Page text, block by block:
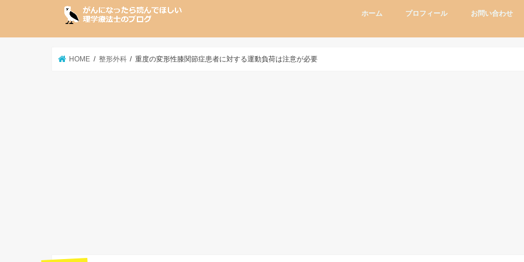
ホーム プロフィール お問い合わせ
HOME 整形外科 重度の変形性膝関節症患者に対する運動負荷は注意が必要